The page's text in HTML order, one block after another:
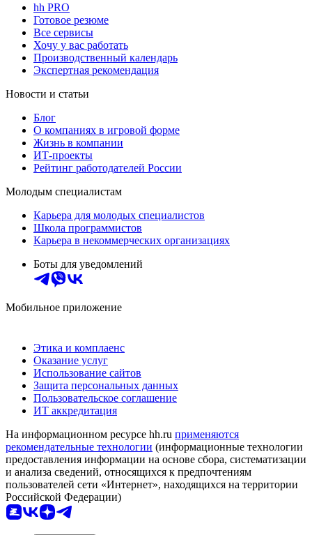
hh PRO
Готовое резюме
Все сервисы
Хочу у вас работать
Производственный календарь
Экспертная рекомендация
Новости и статьи
Блог
О компаниях в игровой форме
Жизнь в компании
ИТ-проекты
Рейтинг работодателей России
Молодым специалистам
Карьера для молодых специалистов
Школа программистов
Карьера в некоммерческих организациях
Боты для уведомлений
Мобильное приложение
Этика и комплаенс
Оказание услуг
Использование сайтов
Защита персональных данных
Пользовательское соглашение
ИТ аккредитация
На информационном ресурсе hh.ru применяются
рекомендательные технологии (информационные технологии
предоставления информации на основе сбора, систематизации
и анализа сведений, относящихся к предпочтениям
пользователей сети «Интернет», находящихся на территории
Российской Федерации)